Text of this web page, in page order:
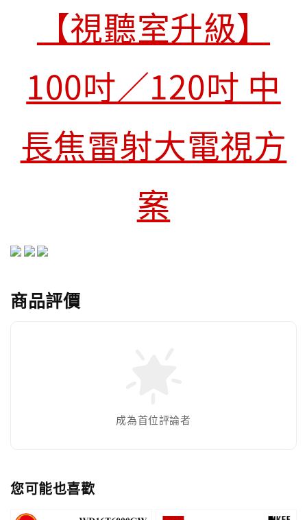
【視聽室升級】
100吋／120吋 中
長焦雷射大電視方
案
商品評價
成為首位評論者
您可能也喜歡